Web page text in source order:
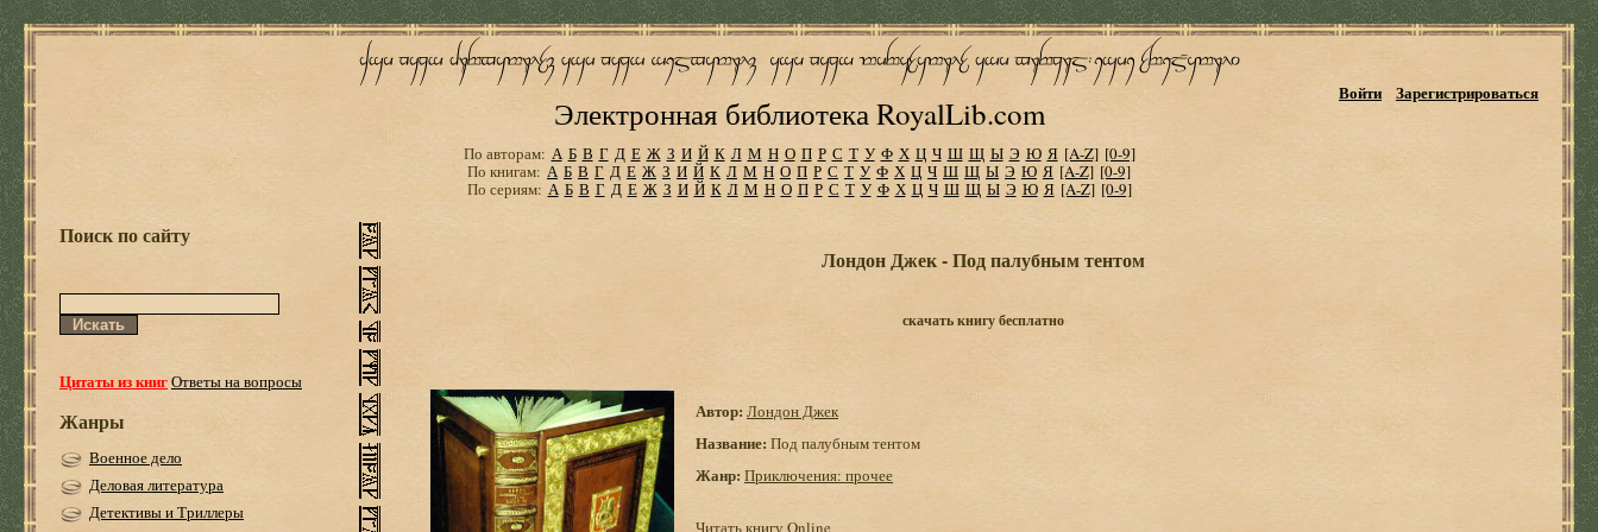
Электронная библиотека RoyalLib.com
Войти Зарегистрироваться
По авторам: А Б В Г Д Е Ж З И Й К Л М Н О П Р С Т У Ф Х Ц Ч Ш Щ Ы Э Ю Я [A-Z] [0-9]
По книгам: А Б В Г Д Е Ж З И Й К Л М Н О П Р С Т У Ф Х Ц Ч Ш Щ Ы Э Ю Я [A-Z] [0-9]
По сериям: А Б В Г Д Е Ж З И Й К Л М Н О П Р С Т У Ф Х Ц Ч Ш Щ Ы Э Ю Я [A-Z] [0-9]
Поиск по сайту
Цитаты из книгОтветы на вопросы
Жанры
Военное дело
Деловая литература
Детективы и Триллеры
Лондон Джек - Под палубным тентом
скачать книгу бесплатно
Автор: Лондон Джек
Название: Под палубным тентом
Жанр: Приключения: прочее
Читать книгу Online